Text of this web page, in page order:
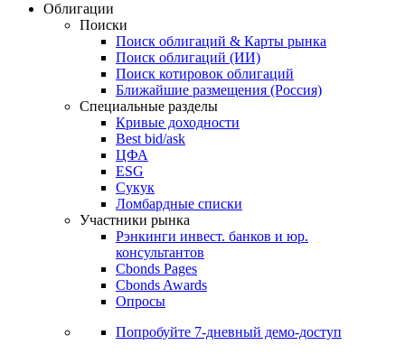
Cbonds Review
ежеквартальный аналитический журнал
Облигации
Поиски
Поиск облигаций & Карты рынка
Поиск облигаций (ИИ)
Поиск котировок облигаций
Ближайшие размещения (Россия)
Специальные разделы
Кривые доходности
Best bid/ask
ЦФА
ESG
Сукук
Ломбардные списки
Участники рынка
Рэнкинги инвест. банков и юр.
Cbonds Pages